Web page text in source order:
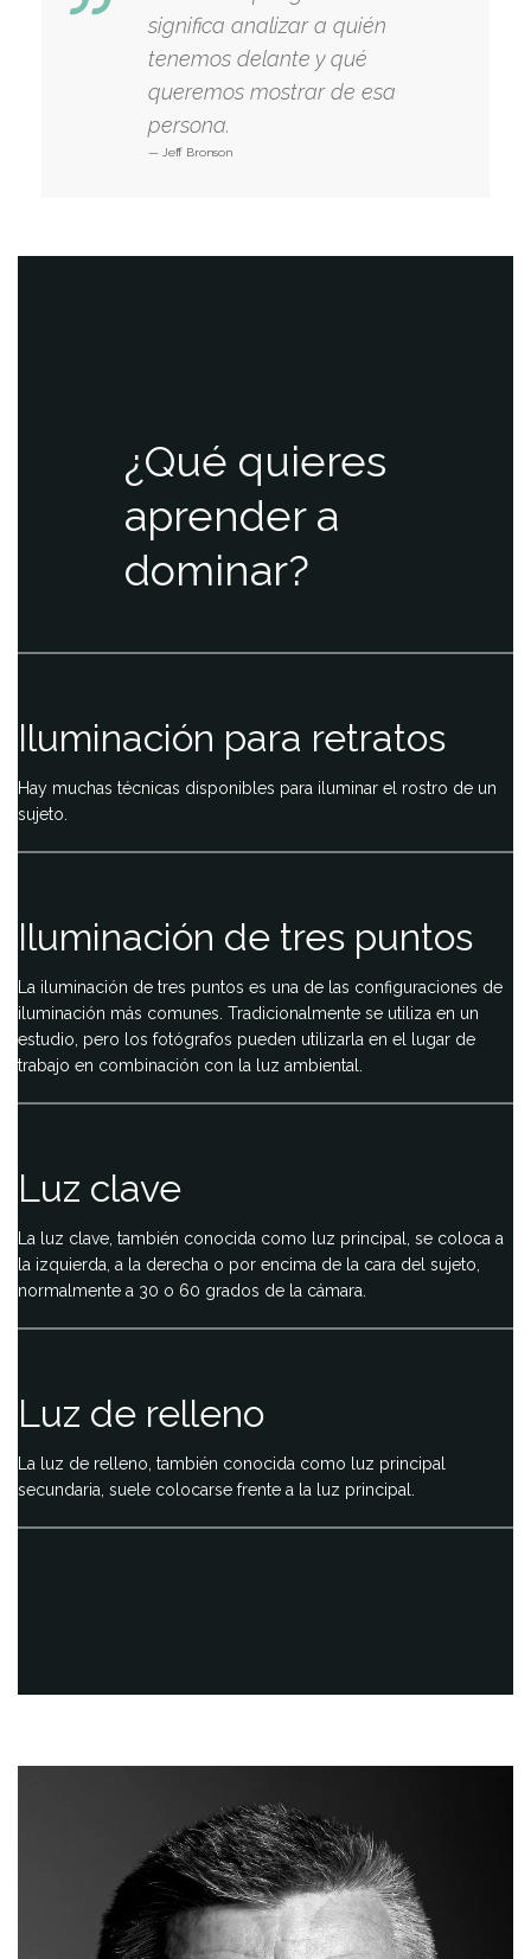
significa analizar a quién
tenemos delante y qué
queremos mostrar de esa
persona.
Jeff Bronson
¿Qué quieres
aprender a
dominar?
Iluminación para retratos
Hay muchas técnicas disponibles para iluminar el rostro de un
sujeto.
Iluminación de tres puntos
La iluminación de tres puntos es una de las configuraciones de
iluminación más comunes. Tradicionalmente se utiliza en un
estudio, pero los fotógrafos pueden utilizarla en el lugar de
trabajo en combinación con la luz ambiental.
Luz clave
La luz clave, también conocida como luz principal, se coloca a
la izquierda, a la derecha o por encima de la cara del sujeto,
normalmente a 30 o 60 grados de la cámara.
Luz de relleno
La luz de relleno, también conocida como luz principal
secundaria, suele colocarse frente a la luz principal.